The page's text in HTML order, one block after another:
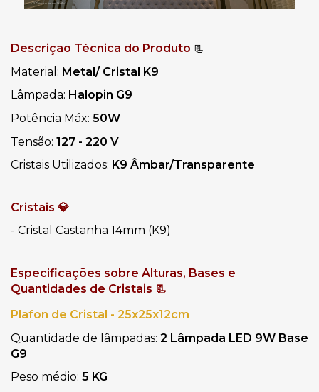
Descrição Técnica do Produto 📃
Material: Metal/ Cristal K9
Lâmpada: Halopin G9
Potência Máx: 50W
Tensão: 127 - 220 V
Cristais Utilizados: K9 Âmbar/Transparente
Cristais 💎
- Cristal Castanha 14mm (K9)
Especificações sobre Alturas, Bases e
Quantidades de Cristais 📃
Plafon de Cristal - 25x25x12cm
Quantidade de lâmpadas: 2 Lâmpada LED 9W Base
G9
Peso médio: 5 KG